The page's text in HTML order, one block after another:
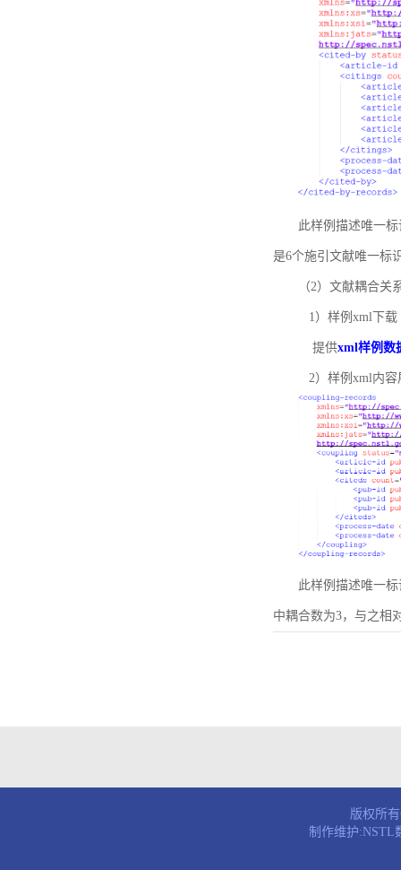
此样例描述唯一标
是6个施引文献唯一标
（2）文献耦合关
1）样例xml下载
提供xml样例数
2）样例xml内容
此样例描述唯一标
中耦合数为3，与之相
版权所
制作维护:NSTL